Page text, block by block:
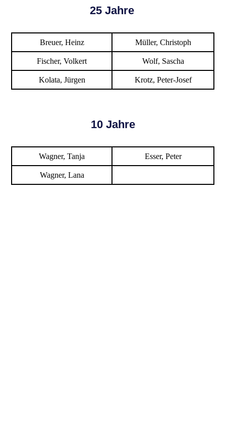
25 Jahre
Breuer, Heinz Müller, Christoph
Fischer, Volkert Wolf, Sascha
Kolata, Jürgen Krotz, Peter-Josef
10 Jahre
Wagner, Tanja Esser, Peter
Wagner, Lana